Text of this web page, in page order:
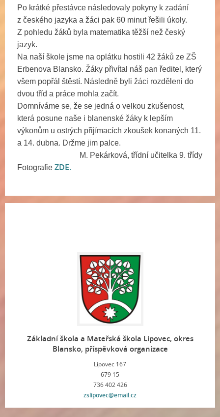
Po krátké přestávce následovaly pokyny k zadání
z českého jazyka a žáci pak 60 minut řešili úkoly.
Z pohledu žáků byla matematika těžší než český
jazyk.
Na naší škole jsme na oplátku hostili 42 žáků ze ZŠ
Erbenova Blansko. Žáky přivítal náš pan ředitel, který
všem popřál štěstí. Následně byli žáci rozděleni do
dvou tříd a práce mohla začít.
Domníváme se, že se jedná o velkou zkušenost,
která posune naše i blanenské žáky k lepším
výkonům u ostrých přijímacích zkoušek konaných 11.
a 14. dubna. Držme jim palce.
M. Pekárková, třídní učitelka 9. třídy
Fotografie ZDE.
Základní škola a Mateřská škola Lipovec, okres
Blansko, příspěvková organizace
Lipovec 167
679 15
736 402 426
zslipovec@email.cz